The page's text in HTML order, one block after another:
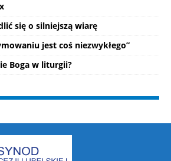
się o silniejszą wiarę
jest coś niezwykłego”
Boga w liturgii?